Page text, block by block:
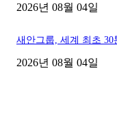
2026년 08월 04일
새안그룹, 세계 최초 30
2026년 08월 04일